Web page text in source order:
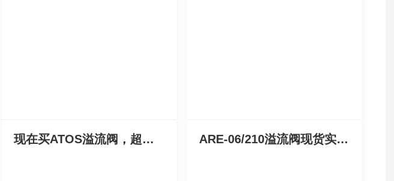
现在买ATOS溢流阀，超划算！ ARE-06/210溢流阀现货实惠价